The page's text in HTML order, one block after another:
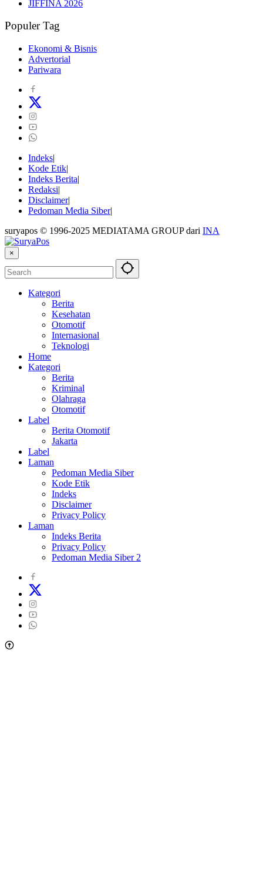
JIFFINA 2026
Populer Tag
Ekonomi & Bisnis
Advertorial
Pariwara
Indeks
Kode Etik
Indeks Berita
Redaksi
Disclaimer
Pedoman Media Siber
suryapos © 1996-2025 MEDIATAMA GROUP dari INA
×
Kategori
Berita
Kesehatan
Otomotif
Internasional
Teknologi
Home
Kategori
Berita
Kriminal
Olahraga
Otomotif
Label
Berita Otomotif
Jakarta
Label
Laman
Pedoman Media Siber
Kode Etik
Indeks
Disclaimer
Privacy Policy
Laman
Indeks Berita
Privacy Policy
Pedoman Media Siber 2